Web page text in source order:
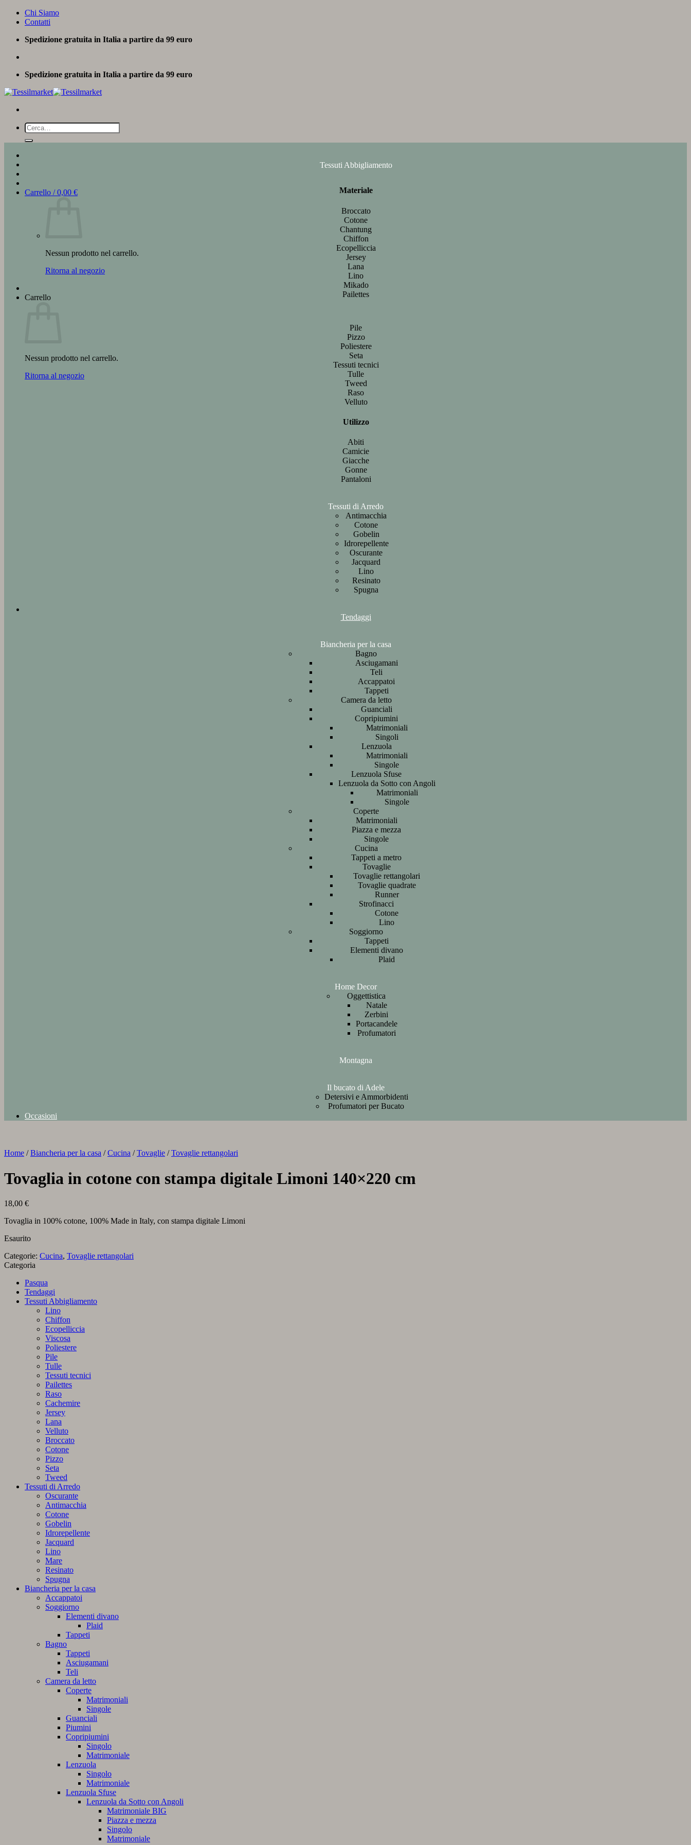
Salta
Chi Siamo
Contatti
Spedizione gratuita in Italia a partire da 99 euro
Spedizione gratuita in Italia a partire da 99 euro
Cerca:
Carrello /0,00 €
Nessun prodotto nel carrello.
Ritorna al negozio
Carrello
Nessun prodotto nel carrello.
Ritorna al negozio
Tessuti Abbigliamento
Materiale
Broccato
Cotone
Chantung
Chiffon
Ecopelliccia
Jersey
Lana
Lino
Mikado
Pailettes
Pile
Pizzo
Poliestere
Seta
Tessuti tecnici
Tulle
Tweed
Raso
Velluto
Utilizzo
Abiti
Camicie
Giacche
Gonne
Pantaloni
Tessuti di Arredo
Antimacchia
Cotone
Gobelin
Idrorepellente
Oscurante
Jacquard
Lino
Resinato
Spugna
Tendaggi
Biancheria per la casa
Bagno
Asciugamani
Teli
Accappatoi
Tappeti
Camera da letto
Guanciali
Copripiumini
Matrimoniali
Singoli
Lenzuola
Matrimoniali
Singole
Lenzuola Sfuse
Lenzuola da Sotto con Angoli
Matrimoniali
Singole
Coperte
Matrimoniali
Piazza e mezza
Singole
Cucina
Tappeti a metro
Tovaglie
Tovaglie rettangolari
Tovaglie quadrate
Runner
Strofinacci
Cotone
Lino
Soggiorno
Tappeti
Elementi divano
Plaid
Home Decor
Oggettistica
Natale
Zerbini
Portacandele
Profumatori
Montagna
Il bucato di Adele
Detersivi e Ammorbidenti
Profumatori per Bucato
Occasioni
Home / Biancheria per la casa / Cucina / Tovaglie / Tovaglie rettangolari
Tovaglia in cotone con stampa digitale Limoni 140×220 cm
18,00 €
Tovaglia in 100% cotone, 100% Made in Italy, con stampa digitale Limoni
Esaurito
Categorie: Cucina, Tovaglie rettangolari
Categoria
Pasqua
Tendaggi
Tessuti Abbigliamento
Lino
Chiffon
Ecopelliccia
Viscosa
Poliestere
Pile
Tulle
Tessuti tecnici
Pailettes
Raso
Cachemire
Jersey
Lana
Velluto
Broccato
Cotone
Pizzo
Seta
Tweed
Tessuti di Arredo
Oscurante
Antimacchia
Cotone
Gobelin
Idrorepellente
Jacquard
Lino
Mare
Resinato
Spugna
Biancheria per la casa
Accappatoi
Soggiorno
Elementi divano
Plaid
Tappeti
Bagno
Tappeti
Asciugamani
Teli
Camera da letto
Coperte
Matrimoniali
Singole
Guanciali
Piumini
Copripiumini
Singolo
Matrimoniale
Lenzuola
Singolo
Matrimoniale
Lenzuola Sfuse
Lenzuola da Sotto con Angoli
Matrimoniale BIG
Piazza e mezza
Singolo
Matrimoniale